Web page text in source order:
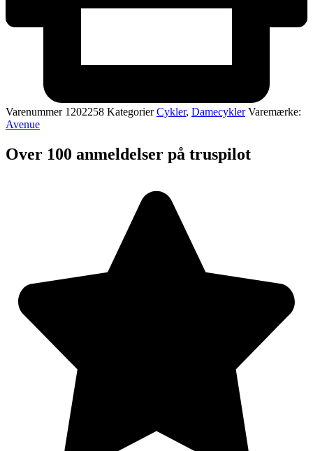
Varenummer 1202258 Kategorier Cykler, Damecykler Varemærke:
Avenue
Over 100 anmeldelser på truspilot